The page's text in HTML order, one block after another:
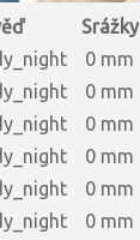
Srážky
0 mm
0 mm
0 mm
0 mm
0 mm
0 mm